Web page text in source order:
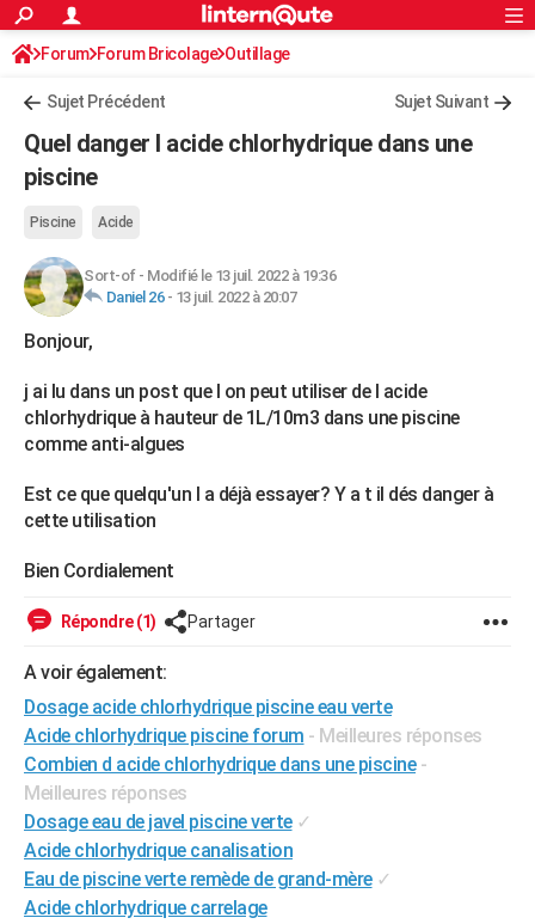
ACTUALITÉS
Politique
Société
Faits Divers
Education
Monde
Villes
+
Programme TV
Streaming
Cinéma
Sorties cinéma
Musique
FINANCE
Retraite
Impôts
Epargne
Immobilier
Risques naturels par ville
Banque
Assurance
Crédit
AUTO
Essais
Réserver un essai
Citadines
Berlines
SUV
Forum auto
HIGH-TECH
Mobiles
Meilleur smartphone
Internet
Ordinateurs
Jeux vidéo
Guide high-tech
BRICOLAGE
Guides de France
Escapades
Patrimoine
Expositions
Musées
Week-end nature
+LIFESTYLE
Alimentation
Guide de la santé
Maladies
Médicaments
Sommeil
VOYAGE
Destinations
City break
Voyage nature
Voyage de noces
Forum
Climat
+PHOTO
GUIDES D'ACHAT
BONS PLANS
CARTE DE VOEUX
Carte Bonne année
Carte Saint-Valentin
Carte d'anniversaire
DICTIONNAIRE
Dictionnaire
Biographies
Citations
Expressions
Proverbes
PROGRAMME TV
COPAINS D'AVANT
S'inscrire
Se connecter
Lycées
Collèges
Primaires
Universités
Entreprises
Service militaire
Avis de recherche
AVIS DE DÉCÈS
S'inscrire
Connexion
Forum Forum Bricolage Outillage
Sujet Précédent Sujet Suivant
Quel danger l acide chlorhydrique dans une
piscine
Piscine Acide
Sort-of- Modifié le 13 juil. 2022 à 19:36
Daniel 26- 13 juil. 2022 à 20:07
Bonjour,
j ai lu dans un post que l on peut utiliser de l acide
chlorhydrique à hauteur de 1L/10m3 dans une piscine
comme anti-algues
Est ce que quelqu'un l a déjà essayer? Y a t il dés danger à
cette utilisation
Bien Cordialement
Répondre (1) Partager
A voir également:
Dosage acide chlorhydrique piscine eau verte
Acide chlorhydrique piscine forum - Meilleures réponses
Combien d acide chlorhydrique dans une piscine -
Meilleures réponses
Dosage eau de javel piscine verte ✓
Acide chlorhydrique canalisation
Eau de piscine verte remède de grand-mère ✓
Acide chlorhydrique carrelage